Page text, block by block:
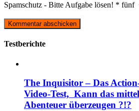
Spamschutz - Bitte Aufgabe lösen! * fünf
Testberichte
The Inquisitor – Das
Video-Test, Kann das
Abenteuer überzeugen ?!?